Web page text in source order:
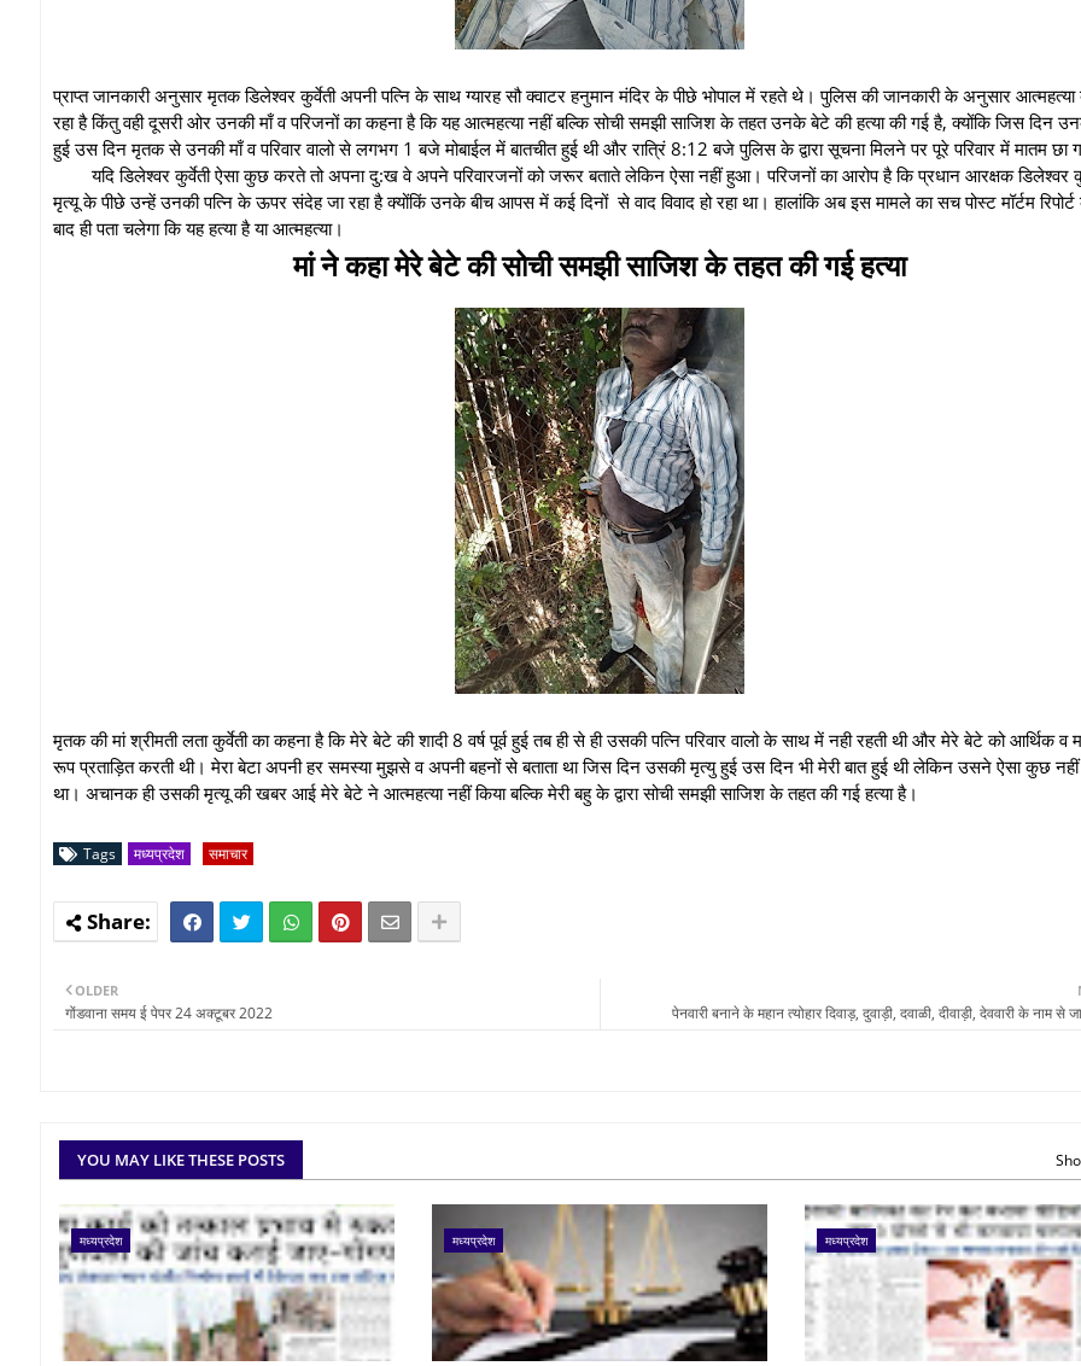
प्राप्त जानकारी अनुसार मृतक डिलेश्वर कुर्वेती अपनी पत्नि के साथ ग्यारह सौ क्वाटर हनुमान मंदिर के पीछे भोपाल में रहते थे। पुलिस की जानकारी के अनुसार आत्महत्या
रहा है किंतु वही दूसरी ओर उनकी माँ व परिजनों का कहना है कि यह आत्महत्या नहीं बल्कि सोची समझी साजिश के तहत उनके बेटे की हत्या की गई है, क्योंकि जिस दिन
हुई उस दिन मृतक से उनकी माँ व परिवार वालो से लगभग 1 बजे मोबाईल में बातचीत हुई थी और रात्रिं 8:12 बजे पुलिस के द्वारा सूचना मिलने पर पूरे परिवार में मातम छा
यदि डिलेश्वर कुर्वेती ऐसा कुछ करते तो अपना दु:ख वे अपने परिवारजनों को जरूर बताते लेकिन ऐसा नहीं हुआ। परिजनों का आरोप है कि प्रधान आरक्षक डिलेश्वर
मृत्यू के पीछे उन्हें उनकी पत्नि के ऊपर संदेह जा रहा है क्योंकिं उनके बीच आपस में कई दिनों से वाद विवाद हो रहा था। हालांकि अब इस मामले का सच पोस्ट मॉर्टम
बाद ही पता चलेगा कि यह हत्या है या आत्महत्या।
मां ने कहा मेरे बेटे की सोची समझी साजिश के तहत की गई हत्या
मृतक की मां श्रीमती लता कुर्वेती का कहना है कि मेरे बेटे की शादी 8 वर्ष पूर्व हुई तब ही से ही उसकी पत्नि परिवार वालो के साथ में नही रहती थी और मेरे बेटे को आर्थिक व
रूप प्रताड़ित करती थी। मेरा बेटा अपनी हर समस्या मुझसे व अपनी बहनों से बताता था जिस दिन उसकी मृत्यु हुई उस दिन भी मेरी बात हुई थी लेकिन उसने ऐसा कुछ नहीं
था। अचानक ही उसकी मृत्यू की खबर आई मेरे बेटे ने आत्महत्या नहीं किया बल्कि मेरी बहु के द्वारा सोची समझी साजिश के तहत की गई हत्या है।
Tags मध्यप्रदेश समाचार
पेनवारी बनाने के महान त्योहार दिवाड़, दुवाड़ी, दवाळी, दीवाड़ी, देववारी के नाम से
OLDER
गोंडवाना समय ई पेपर 24 अक्टूबर 2022
YOU MAY LIKE THESE POSTS
मध्यप्रदेश मध्यप्रदेश मध्यप्रदेश